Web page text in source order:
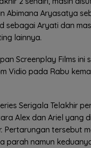
Abimana Aryasatya
sebagai Aryati dan
lainnya.
Screenplay Films ini
Vidio pada Rabu
Serigala Telakhir
Alex dan Ariel yang
Pertarungan tersebut
parah namun